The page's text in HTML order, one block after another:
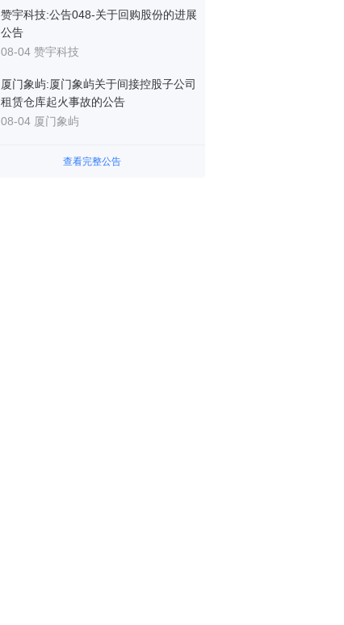
赞宇科技:公告048-关于回购股份的进展
公告
08-04 赞宇科技
厦门象屿:厦门象屿关于间接控股子公司
租赁仓库起火事故的公告
08-04 厦门象屿
查看完整公告